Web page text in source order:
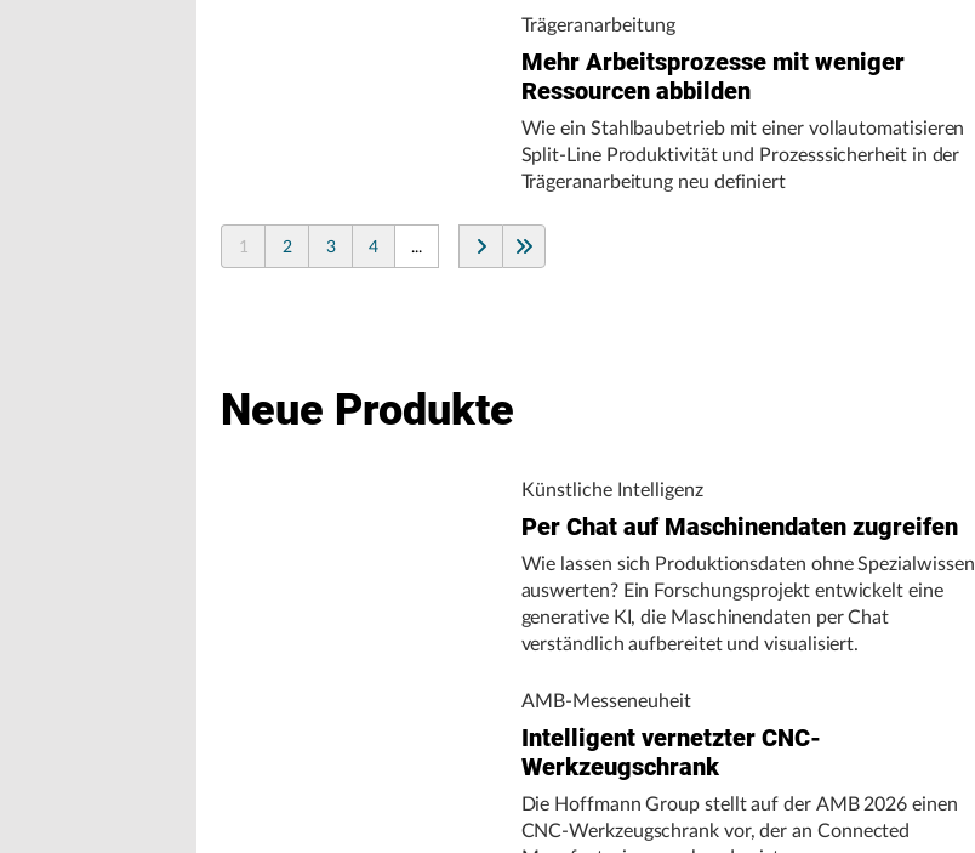
Trägeranarbeitung
Mehr Arbeitsprozesse mit weniger
Ressourcen abbilden
Wie ein Stahlbaubetrieb mit einer vollautomatisieren
Split-Line Produktivität und Prozesssicherheit in der
Trägeranarbeitung neu definiert
1 2 3 4 ...
Neue Produkte
Künstliche Intelligenz
Per Chat auf Maschinendaten zugreifen
Wie lassen sich Produktionsdaten ohne Spezialwissen
auswerten? Ein Forschungsprojekt entwickelt eine
generative KI, die Maschinendaten per Chat
verständlich aufbereitet und visualisiert.
AMB-Messeneuheit
Intelligent vernetzter CNC-
Werkzeugschrank
Die Hoffmann Group stellt auf der AMB 2026 einen
CNC-Werkzeugschrank vor, der an Connected